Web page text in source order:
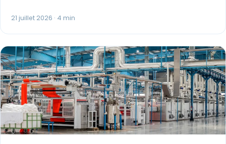
21 juillet 2026 · 4 min